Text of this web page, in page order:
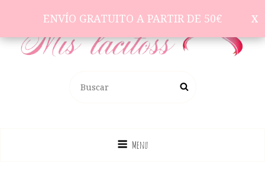
ENVÍO GRATUITO A PARTIR DE 50€
Menu
ENVÍO GRATUITO A PARTIR DE 50€